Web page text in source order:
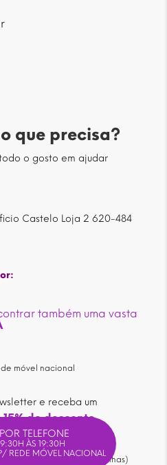
que precisa?
o gosto em ajudar
Castelo Loja 2 620-484
também uma vasta
móvel nacional
e receba um
de desconto
a 30€*.
promoções ou campanhas)
TELEFONE
ÀS 19:30H
REDE MÓVEL NACIONAL